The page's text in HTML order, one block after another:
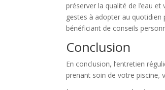
préserver la qualité de l’eau
gestes à adopter au
bénéficiant de conseils
Conclusion
En conclusion, l’entretien
prenant soin de votre piscine,